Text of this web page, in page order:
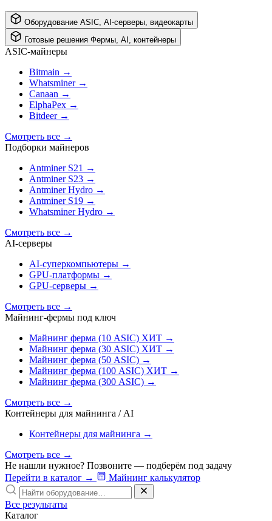
Оборудование ASIC, AI-серверы, видеокарты
Готовые решения Фермы, AI, контейнеры
ASIC-майнеры
Bitmain →
Whatsminer →
Canaan →
ElphaPex →
Bitdeer →
Смотреть все →
Подборки майнеров
Antminer S21 →
Antminer S23 →
Antminer Hydro →
Antminer S19 →
Whatsminer Hydro →
Смотреть все →
AI‑серверы
AI‑суперкомпьютеры →
GPU‑платформы →
GPU‑серверы →
Смотреть все →
Майнинг-фермы под ключ
Майнинг ферма (10 ASIC) ХИТ →
Майнинг ферма (30 ASIC) ХИТ →
Майнинг ферма (50 ASIC) →
Майнинг ферма (100 ASIC) ХИТ →
Майнинг ферма (300 ASIC) →
Смотреть все →
Контейнеры для майнинга / AI
Контейнеры для майнинга →
Смотреть все →
Не нашли нужное? Позвоните — подберём под задачу
Перейти в каталог → Майнинг калькулятор
Все результаты
Каталог